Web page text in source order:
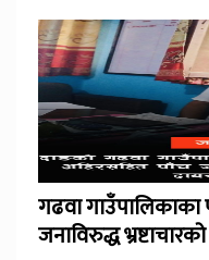
गढवा गाउँपालिकाका
जनाविरुद्ध